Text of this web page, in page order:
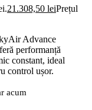
21.308,50 leiPrețul
Advance
performanță
constant, ideal
control ușor.
acum